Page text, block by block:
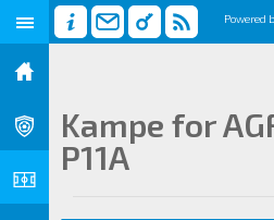
Powered
Kampe for
P11A